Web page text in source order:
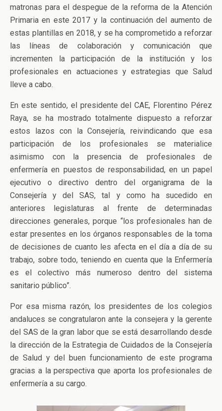
matronas para el despegue de la reforma de la Atención
Primaria en este 2017 y la continuación del aumento de
estas plantillas en 2018, y se ha comprometido a reforzar
las líneas de colaboración y comunicación que
incrementen la participación de la institución y los
profesionales en actuaciones y estrategias que Salud
lleve a cabo.
En este sentido, el presidente del CAE, Florentino Pérez
Raya, se ha mostrado totalmente dispuesto a reforzar
estos lazos con la Consejería, reivindicando que esa
participación de los profesionales se materialice
asimismo con la presencia de profesionales de
enfermería en puestos de responsabilidad, en un papel
ejecutivo o directivo dentro del organigrama de la
Consejería y del SAS, tal y como ha sucedido en
anteriores legislaturas al frente de determinadas
direcciones generales, porque “los profesionales han de
estar presentes en los órganos responsables de la toma
de decisiones de cuanto les afecta en el día a día de su
trabajo, sobre todo, teniendo en cuenta que la Enfermería
es el colectivo más numeroso dentro del sistema
sanitario público”.
Por esa misma razón, los presidentes de los colegios
andaluces se congratularon ante la consejera y la gerente
del SAS de la gran labor que se está desarrollando desde
la dirección de la Estrategia de Cuidados de la Consejería
de Salud y del buen funcionamiento de este programa
gracias a la perspectiva que aporta los profesionales de
enfermería a su cargo.